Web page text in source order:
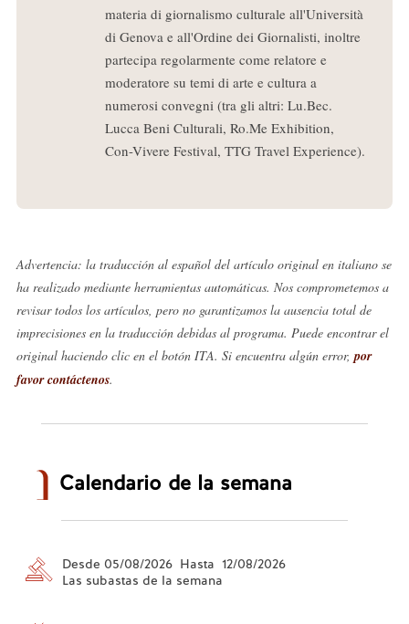
materia di giornalismo culturale all'Università
di Genova e all'Ordine dei Giornalisti, inoltre
partecipa regolarmente come relatore e
moderatore su temi di arte e cultura a
numerosi convegni (tra gli altri: Lu.Bec.
Lucca Beni Culturali, Ro.Me Exhibition,
Con-Vivere Festival, TTG Travel Experience).
Advertencia: la traducción al español del artículo original en italiano se
ha realizado mediante herramientas automáticas. Nos comprometemos a
revisar todos los artículos, pero no garantizamos la ausencia total de
imprecisiones en la traducción debidas al programa. Puede encontrar el
original haciendo clic en el botón ITA. Si encuentra algún error,por
favor contáctenos.
Calendario de la semana
Desde 05/08/2026 Hasta 12/08/2026
Las subastas de la semana